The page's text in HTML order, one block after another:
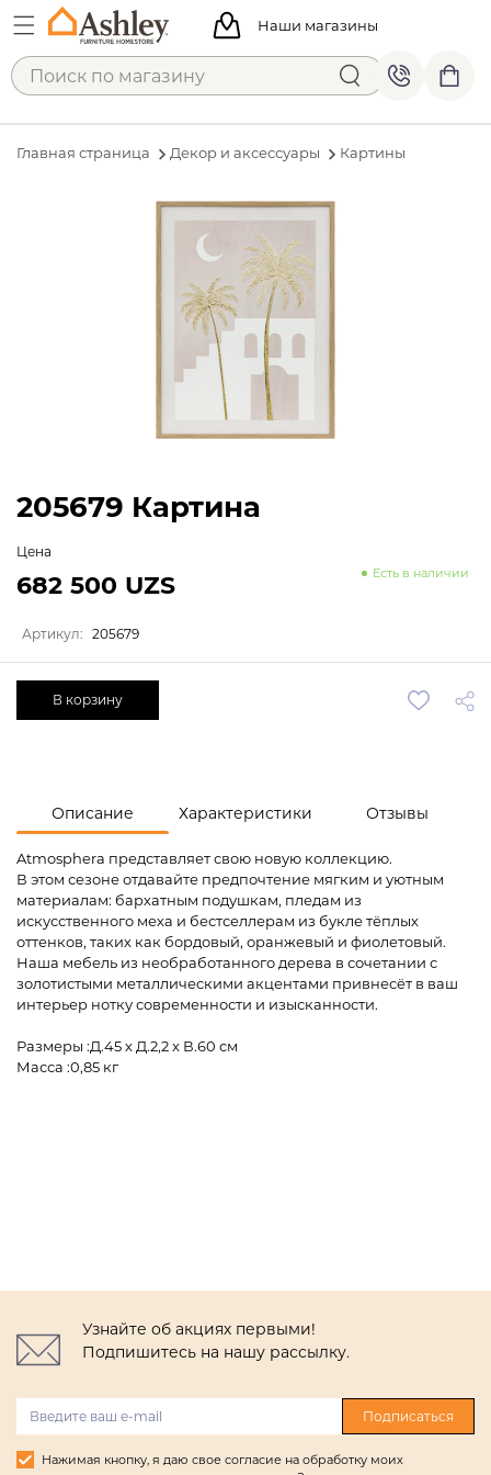
Наши магазины
Главная страница Декор и аксессуары Картины
Описание Характеристики Отзывы
Atmosphera представляет свою новую коллекцию.
В этом сезоне отдавайте предпочтение мягким и уютным
материалам: бархатным подушкам, пледам из
искусственного меха и бестселлерам из букле тёплых
оттенков, таких как бордовый, оранжевый и фиолетовый.
Наша мебель из необработанного дерева в сочетании с
золотистыми металлическими акцентами привнесёт в ваш
интерьер нотку современности и изысканности.
Размеры :Д.45 x Д.2,2 x В.60 см
Масса :0,85 кг
205679 Картина
Цена
Есть в наличии
682 500 UZS
Артикул: 205679
В корзину
Узнайте об акциях первыми!
Подпишитесь на нашу рассылку.
Подписаться
Нажимая кнопку, я даю свое согласие на обработку моих